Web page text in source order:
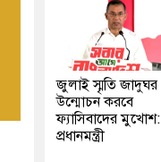
জুলাই স্মৃতি জাদুঘর
উন্মোচন করবে
ফ্যাসিবাদের মুখোশ:
প্রধানমন্ত্রী